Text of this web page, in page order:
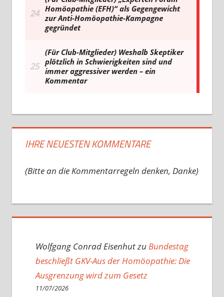
IHRE NEUESTEN KOMMENTARE
(Bitte an die Kommentarregeln denken, Danke)
Wolfgang Conrad EisenhutzuBundestag
beschließt GKV-Aus der Homöopathie: Die
Ausgrenzung wird zum Gesetz
11/07/2026